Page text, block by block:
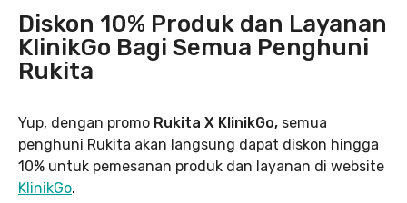
Diskon 10% Produk dan Layanan
KlinikGo Bagi Semua Penghuni
Rukita
Yup, dengan promo Rukita X KlinikGo, semua
penghuni Rukita akan langsung dapat diskon hingga
10% untuk pemesanan produk dan layanan di website
KlinikGo.